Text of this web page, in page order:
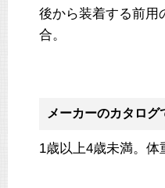
後から装着する前用
合。
メーカーのカタログ
1歳以上4歳未満。体